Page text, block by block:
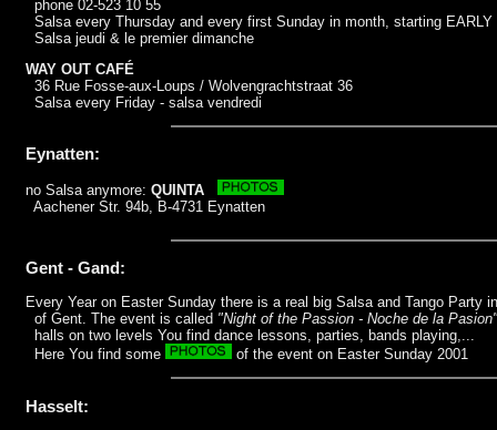
phone 02-523 10 55
Salsa every Thursday and every first Sunday in month, starting EARLY
Salsa jeudi & le premier dimanche
WAY OUT CAFÉ
36 Rue Fosse-aux-Loups / Wolvengrachtstraat 36
Salsa every Friday - salsa vendredi
Eynatten:
no Salsa anymore: QUINTA
Aachener Str. 94b, B-4731 Eynatten
Gent - Gand:
Every Year on Easter Sunday there is a real big Salsa and Tango Party
of Gent. The event is called "Night of the Passion - Noche de la Pasion"
halls on two levels You find dance lessons, parties, bands playing,...
Here You find some
of the event on Easter Sunday 2001
Hasselt: